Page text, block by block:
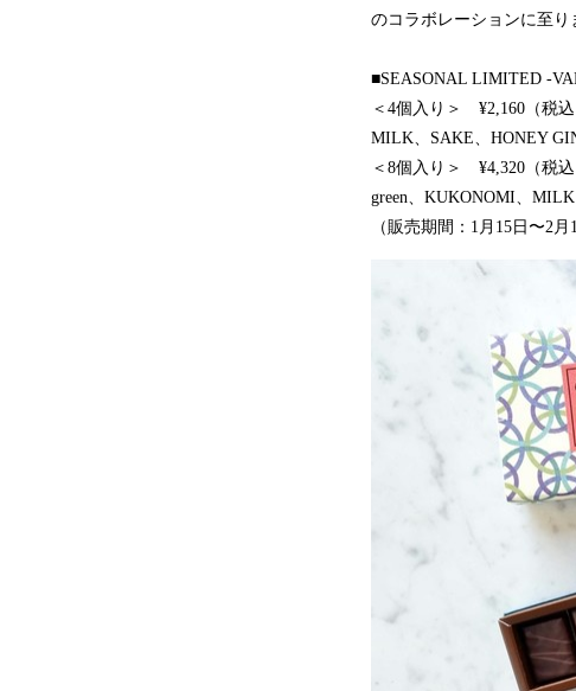
のコラボレーションに至り
■SEASONAL LIMITED -
＜4個入り＞ ¥2,160（税込
MILK、SAKE、HONEY
＜8個入り＞ ¥4,320（税込
green、KUKONOMI、
（販売期間：1月15日〜2月